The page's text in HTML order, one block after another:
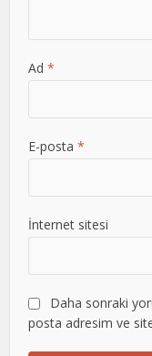
Ad*
E-posta*
İnternet sitesi
Daha sonraki
posta adresim ve